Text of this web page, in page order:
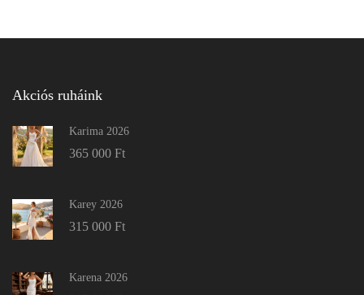
Akciós ruháink
Karima 2026
365 000 Ft
Karey 2026
315 000 Ft
Karena 2026